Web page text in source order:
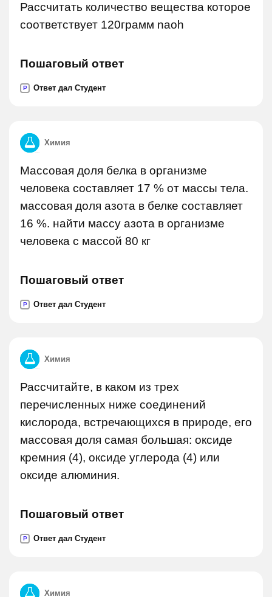
Рассчитать количество вещества которое
соответствует 120грамм naoh
Пошаговый ответ
P Ответ дал Студент
Химия
Массовая доля белка в организме
человека составляет 17 % от массы тела.
массовая доля азота в белке составляет
16 %. найти массу азота в организме
человека с массой 80 кг
Пошаговый ответ
P Ответ дал Студент
Химия
Рассчитайте, в каком из трех
перечисленных ниже соединений
кислорода, встречающихся в природе, его
массовая доля самая большая: оксиде
кремния (4), оксиде углерода (4) или
оксиде алюминия.
Пошаговый ответ
P Ответ дал Студент
Химия